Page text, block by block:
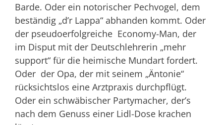
Barde. Oder ein notorischer Pechvogel, dem
beständig „d’r Lappa“ abhanden kommt. Oder
der pseudoerfolgreiche Economy-Man, der
im Disput mit der Deutschlehrerin „mehr
support“ für die heimische Mundart fordert.
Oder der Opa, der mit seinem „Äntonie“
rücksichtslos eine Arztpraxis durchpflügt.
Oder ein schwäbischer Partymacher, der’s
nach dem Genuss einer Lidl-Dose krachen